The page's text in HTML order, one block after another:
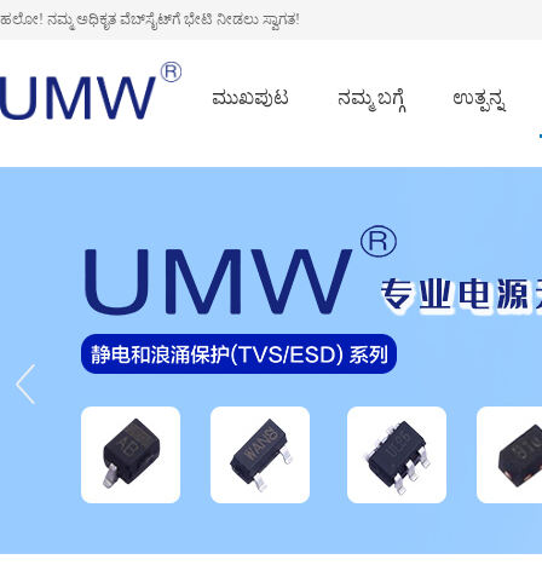
ಹಲೋ! ನಮ್ಮ ಅಧಿಕೃತ ವೆಬ್‌ಸೈಟ್‌ಗೆ ಭೇಟಿ ನೀಡಲು ಸ್ವಾಗತ!
ಮುಖಪುಟ ನಮ್ಮ ಬಗ್ಗೆ ಉತ್ಪನ್ನ